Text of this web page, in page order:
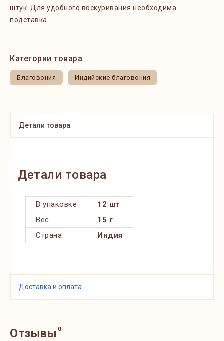
штук. Для удобного воскуривания необходима
подставка.
Категории товара
Благовония Индийские благовония
Детали товара
Детали товара
В упаковке
12 шт
Вес
15 г
Страна
Индия
Доставка и оплата
Отзывы 0